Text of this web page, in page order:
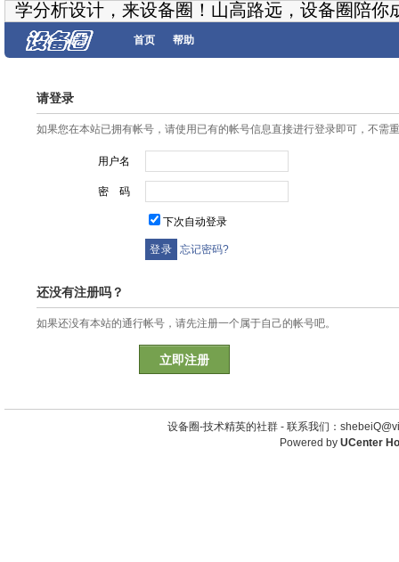
学分析设计，来设备圈！山高路远，设备圈陪你
首页 帮助
请登录
如果您在本站已拥有帐号，请使用已有的帐号信息直接进行登录即可，不需
用户名
密 码
下次自动登录
忘记密码?
还没有注册吗？
如果还没有本站的通行帐号，请先注册一个属于自己的帐号吧。
立即注册
设备圈-技术精英的社群 - 联系我们：
Powered by UCenter